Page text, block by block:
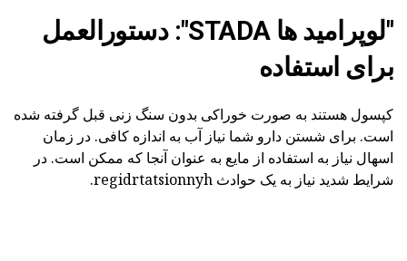
"لوپرامید ها STADA": دستورالعمل
برای استفاده
کپسول هستند به صورت خوراکی بدون سنگ زنی قبل گرفته شده
است. برای شستن دارو شما نیاز آب به اندازه کافی. در زمان
اسهال نیاز به استفاده از مایع به عنوان آنجا که ممکن است. در
شرایط شدید نیاز به یک حوادث regidrtatsionnyh.